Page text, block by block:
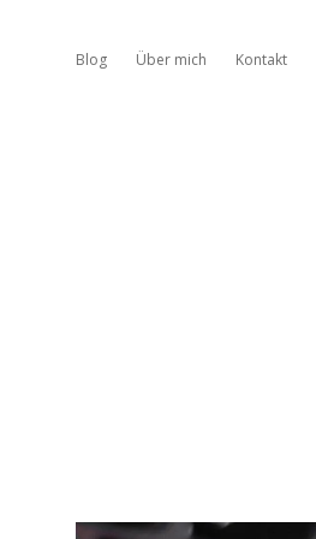
Blog Über mich Kontakt